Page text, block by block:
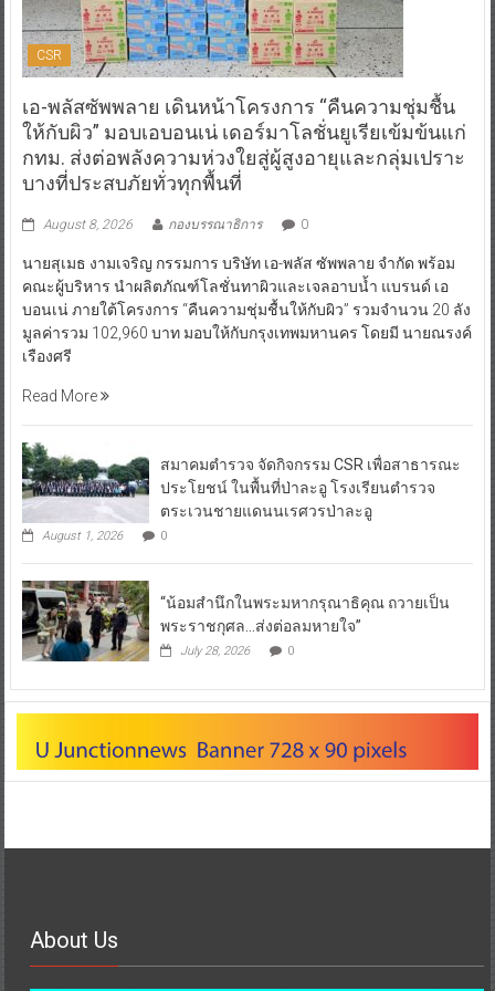
CSR
เอ-พลัสซัพพลาย เดินหน้าโครงการ “คืนความชุ่มชื้น
ให้กับผิว” มอบเอบอนเน่ เดอร์มาโลชั่นยูเรียเข้มข้นแก่
กทม. ส่งต่อพลังความห่วงใยสู่ผู้สูงอายุและกลุ่มเปราะ
บางที่ประสบภัยทั่วทุกพื้นที่
August 8, 2026 กองบรรณาธิการ 0
นายสุเมธ งามเจริญ กรรมการ บริษัท เอ-พลัส ซัพพลาย จำกัด พร้อม
คณะผู้บริหาร นำผลิตภัณฑ์โลชั่นทาผิวและเจลอาบน้ำ แบรนด์ เอ
บอนเน่ ภายใต้โครงการ “คืนความชุ่มชื้นให้กับผิว” รวมจำนวน 20 ลัง
มูลค่ารวม 102,960 บาท มอบให้กับกรุงเทพมหานคร โดยมี นายณรงค์
เรืองศรี
Read More
สมาคมตำรวจ จัดกิจกรรม CSR เพื่อสาธารณะ
ประโยชน์ ในพื้นที่ป่าละอู โรงเรียนตำรวจ
ตระเวนชายแดนนเรศวรป่าละอู
August 1, 2026 0
“น้อมสำนึกในพระมหากรุณาธิคุณ ถวายเป็น
พระราชกุศล…ส่งต่อลมหายใจ”
July 28, 2026 0
About Us